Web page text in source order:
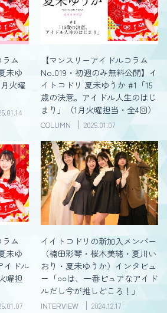
ラム
未ゆ
火曜
【マンスリーアイドルコラム
No.019・初週のみ無料公開】イ
イトコドリ 夏未ゆうか #1「15
歳の決意。アイドル人生のはじ
まり」（1月火曜担当・全4回）
COLUMN 2025.01.07
ラム
未ゆ
イドル
曜担
イイトコドリの新加入メンバー
（楠田彩琴・桜木美緒・夏川い
おり・夏未ゆうか）インタビュ
ー「○○は、一番ピュアなアイド
ルだし今が推しどころ！」
INTERVIEW 2024.12.17